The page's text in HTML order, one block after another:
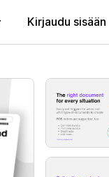
Kirjaudu sisään